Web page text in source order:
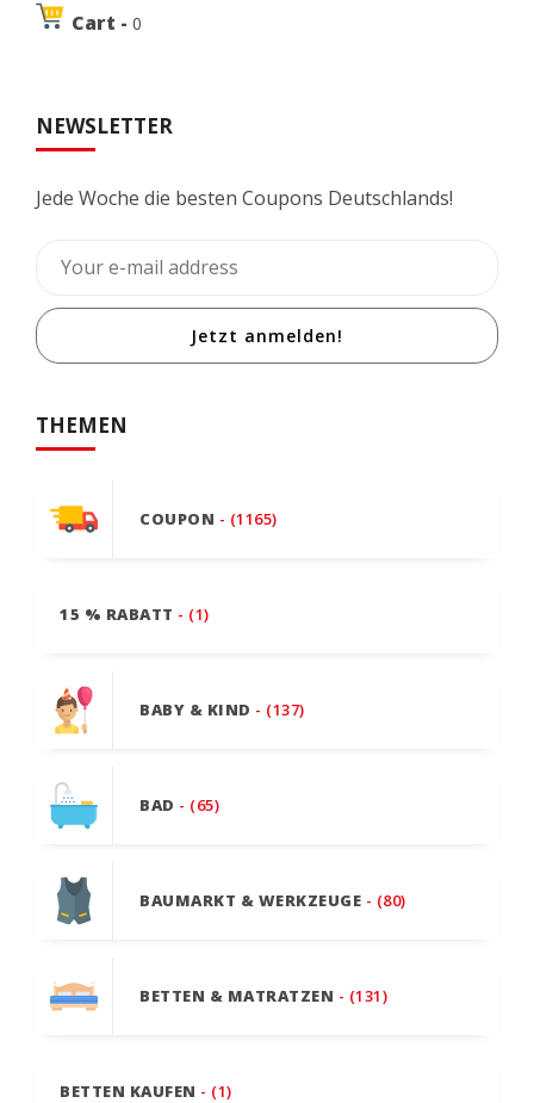
Cart - 0
NEWSLETTER
Jede Woche die besten Coupons Deutschlands!
Jetzt anmelden!
THEMEN
COUPON - (1165)
15 % RABATT - (1)
BABY & KIND - (137)
BAD - (65)
BAUMARKT & WERKZEUGE - (80)
BETTEN & MATRATZEN - (131)
BETTEN KAUFEN - (1)